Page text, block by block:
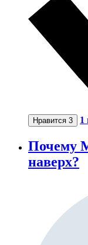
Нравится 3 1
Почему
наверх?